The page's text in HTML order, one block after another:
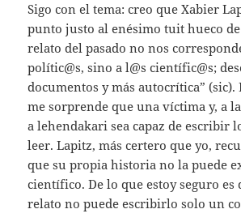
Sigo con el tema: creo que Xabier
punto justo al enésimo tuit hueco
relato del pasado no nos
polític@s, sino a l@s científic@s;
documentos y más autocrítica” (sic).
me sorprende que una víctima y, a
a lehendakari sea capaz de escribir
leer. Lapitz, más certero que yo,
que su propia historia no la puede
científico. De lo que estoy seguro es
relato no puede escribirlo solo un